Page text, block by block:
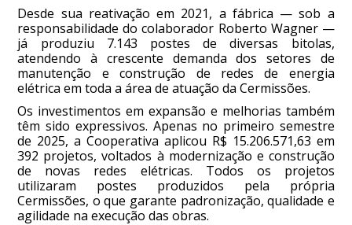
Desde sua reativação em 2021, a fábrica — sob a
responsabilidade do colaborador Roberto Wagner —
já produziu 7.143 postes de diversas bitolas,
atendendo à crescente demanda dos setores de
manutenção e construção de redes de energia
elétrica em toda a área de atuação da Cermissões.
Os investimentos em expansão e melhorias também
têm sido expressivos. Apenas no primeiro semestre
de 2025, a Cooperativa aplicou R$ 15.206.571,63 em
392 projetos, voltados à modernização e construção
de novas redes elétricas. Todos os projetos
utilizaram postes produzidos pela própria
Cermissões, o que garante padronização, qualidade e
agilidade na execução das obras.